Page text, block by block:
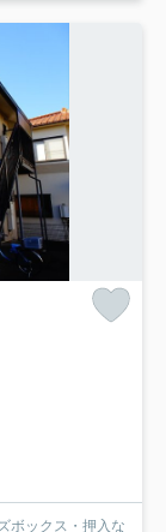
ボックス・押入な